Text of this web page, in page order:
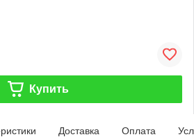
Купить
Доставка Оплата